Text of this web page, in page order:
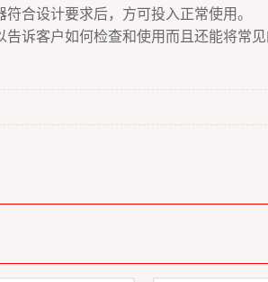
合设计要求后，方可投入正常使用。
诉客户如何检查和使用而且还能将常